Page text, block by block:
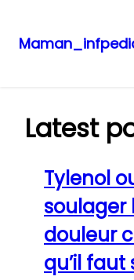
Latest
Tylenol
soulager
douleur
qu’il faut